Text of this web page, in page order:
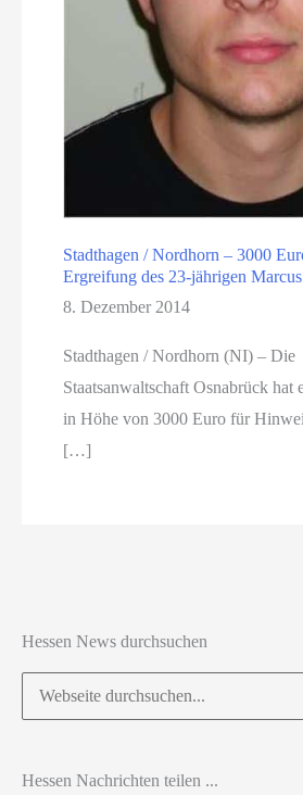
Stadthagen / Nordhorn – 3000
Ergreifung des 23-jährigen Marcus
8. Dezember 2014
Stadthagen / Nordhorn (NI) – Die
Staatsanwaltschaft Osnabrück hat
in Höhe von 3000 Euro für
[…]
Hessen News durchsuchen
Suchen
nach:
Hessen Nachrichten teilen ...